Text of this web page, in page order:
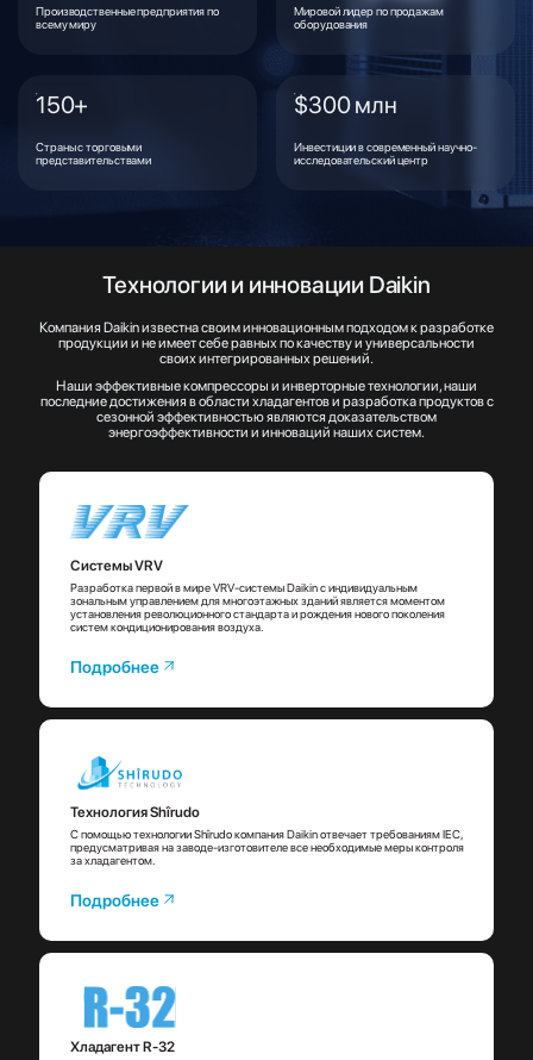
Производственные предприятия по
всему миру
Мировой лидер по продажам
оборудования
150+
Страны с торговыми
представительствами
$300 млн
Инвестиции в современный научно-
исследовательский центр
Технологии и инновации Daikin
Компания Daikin известна своим инновационным подходом к разработке
продукции и не имеет себе равных по качеству и универсальности
своих интегрированных решений.
Наши эффективные компрессоры и инверторные технологии, наши
последние достижения в области хладагентов и разработка продуктов с
сезонной эффективностью являются доказательством
энергоэффективности и инноваций наших систем.
Системы VRV
Разработка первой в мире VRV-системы Daikin с индивидуальным
зональным управлением для многоэтажных зданий является моментом
установления революционного стандарта и рождения нового поколения
систем кондиционирования воздуха.
Подробнее
Технология Shîrudo
С помощью технологии Shîrudo компания Daikin отвечает требованиям IEC,
предусматривая на заводе-изготовителе все необходимые меры контроля
за хладагентом.
Подробнее
Хладагент R-32